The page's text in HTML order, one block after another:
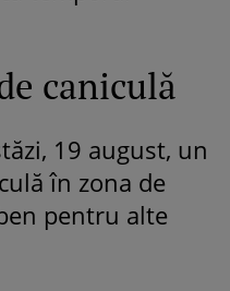
caniculă
19 august, un
în zona de
pentru alte